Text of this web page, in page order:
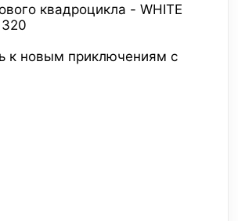
квадроцикла - WHITE
320
к новым приключениям с